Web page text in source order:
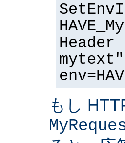
Header
mytext"
もし